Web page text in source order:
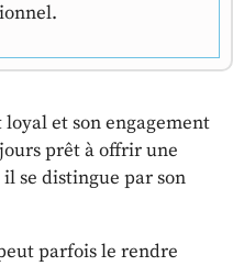
et son engagement
prêt à offrir une
se distingue par son
parfois le rendre